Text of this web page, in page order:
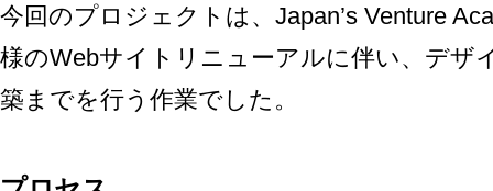
今回のプロジェクトは、Japan’s Venture
様のWebサイトリニューアルに伴い、デザ
築までを行う作業でした。